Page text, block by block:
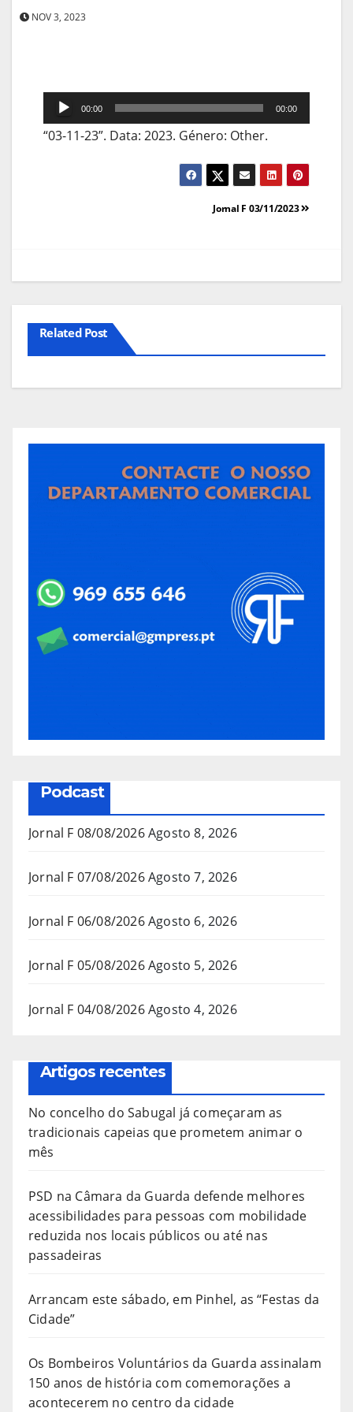
NOV 3, 2023
Reprodutor
de
00:00 00:00
“03-11-23”. Data: 2023. Género: Other.
Jornal F 03/11/2023
Related Post
Podcast
Jornal F 08/08/2026Agosto 8, 2026
Jornal F 07/08/2026Agosto 7, 2026
Jornal F 06/08/2026Agosto 6, 2026
Jornal F 05/08/2026Agosto 5, 2026
Jornal F 04/08/2026Agosto 4, 2026
Artigos recentes
No concelho do Sabugal já começaram as
tradicionais capeias que prometem animar o
mês
PSD na Câmara da Guarda defende melhores
acessibilidades para pessoas com mobilidade
reduzida nos locais públicos ou até nas
passadeiras
Arrancam este sábado, em Pinhel, as “Festas da
Cidade”
Os Bombeiros Voluntários da Guarda assinalam
150 anos de história com comemorações a
acontecerem no centro da cidade